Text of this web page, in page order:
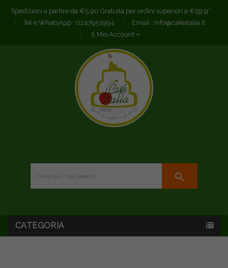
Spedizioni a partire da €5,90 Gratuita per ordini superiori a €59,9*
Tel e WhatsApp : 0247951994 Email : info@cakeitalia.it
Il Mio Account
search
CATEGORIA